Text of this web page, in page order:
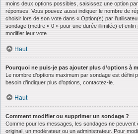
moins deux options possibles, saisissez une option
réponses. Vous pouvez aussi indiquer le nombre de
choisir lors de son vote dans « Option(s) par
sondage (mettre « 0 » pour une durée illimitée) et
modifier leur vote.
Haut
Pourquoi ne puis-je pas ajouter plus d’options à
Le nombre d’options maximum par sondage est défini
besoin d’indiquer plus d’options, contactez-le.
Haut
Comment modifier ou supprimer un sondage ?
Comme pour les messages, les sondages ne peuvent
original, un modérateur ou un administrateur. Pour